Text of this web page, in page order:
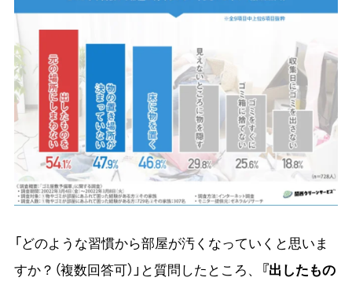
「どのような習慣から部屋が汚くなっていくと思いま
すか？（複数回答可）」と質問したところ、
『出したもの